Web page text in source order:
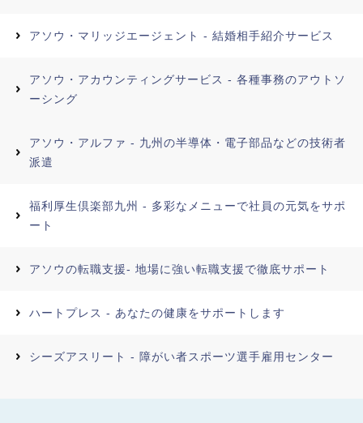
アソウ・マリッジエージェント - 結婚相手紹介サービス
アソウ・アカウンティングサービス - 各種事務のアウトソ
ーシング
アソウ・アルファ - 九州の半導体・電子部品などの技術者
派遣
福利厚生倶楽部九州 - 多彩なメニューで社員の元気をサポ
ート
アソウの転職支援- 地場に強い転職支援で徹底サポート
ハートプレス - あなたの健康をサポートします
シーズアスリート - 障がい者スポーツ選手雇用センター